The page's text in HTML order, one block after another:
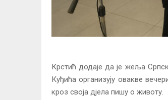
Крстић додаје да је жеља
Куђића организују овакве
кроз своја дјела пишу о животу.